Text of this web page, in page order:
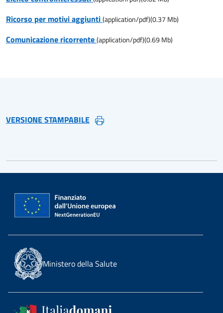
Ricorso per motivi aggiunti(application/pdf)(0.37 Mb)
Comunicazione ricorrente(application/pdf)(0.69Mb)
VERSIONE STAMPABILE
Ministero della Salute